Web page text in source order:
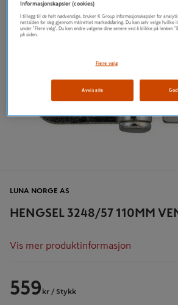
HENGSEL 3248/57 110MM
LUNA NORGE AS
Vis mer produktinformasjon
559 kr / Stykk
Informasjonskapsler (cookies)
I tillegg til de helt nødvendige, bruker K Group informasjonskapsler for
nettsiden for deg gjennom målrettet markedsføring. Du kan selv velge hvilke
under "Flere valg". Du kan endre valgene dine senere ved å klikke på lenken
på siden.
Flere valg
Avvis alle